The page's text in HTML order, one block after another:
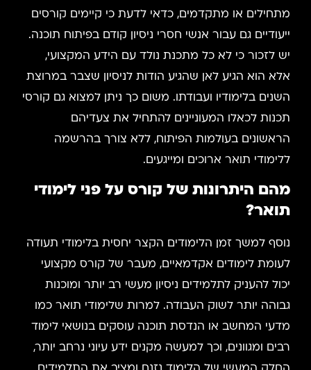
מתחילים או מתקדמים, כדאי לדעת כי קיימים קורסים
ייעודיים גם עבור אנשי חסרי ניסיון קודם בפיתוח תוכנה.
יש לזכור כי לא כל מתכנת נולד עם הידע המקצועי,
אלא הוא הגיע לאן שהגיע הודות לניסיון שצבר במרוצת
השנים בלימודיו ועבודתו. משום כך ניתן למצוא גם קורסי
תכנות לכאלו המעוניינים להתחיל את צעדיהם
הראשונים בעולמות הפיתוח, ללא צורך בהרשמה
ללימודי תואר ארוכים ומייגעים.
מהם היתרונות של קורס על פני לימודי
תואר?
נוסף למשך זמן הלימודים הקצר יחסית בלימודי תעודה
לעומת לימודים אקדמאיים, מעבר של קורס מקצועי
יכול להעניק לתלמידים ניסיון מעשי רב יותר ומוכנות
גבוהה יותר לשוק העבודה. למרות שלימודי תואר כמו
מדעי המחשב או הנדסת תוכנה עוסקים בנושאי לימוד
רבים ומגוונים, וכך למעשה מקנים ידע עיוני נרחב יותר,